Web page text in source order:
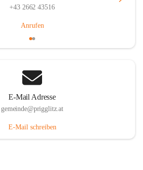
+43 2662 43516
Anrufen
E-Mail Adresse
gemeinde@prigglitz.at
E-Mail schreiben